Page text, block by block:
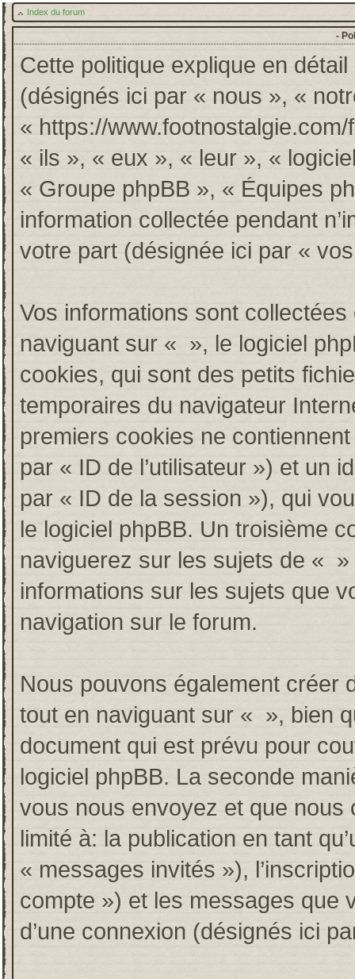
Index du forum
-
Cette politique explique en
(désignés ici par « nous », «
« https://
« ils », « eux », « leur », «
« Groupe phpBB », « Équipes
information collectée pendant
votre part (désignée ici par «
Vos informations sont
naviguant sur « », le logiciel
cookies, qui sont des petits
temporaires du navigateur
premiers cookies ne
par « ID de l’utilisateur ») et un
par « ID de la session »), qui
le logiciel phpBB. Un troisième
naviguerez sur les sujets de «
informations sur les sujets que
navigation sur le forum.
Nous pouvons également créer
tout en naviguant sur « », bien
document qui est prévu pour
logiciel phpBB. La seconde
vous nous envoyez et que nous
limité à: la publication en tant
« messages invités »),
compte ») et les messages que
d’une connexion (désignés ici